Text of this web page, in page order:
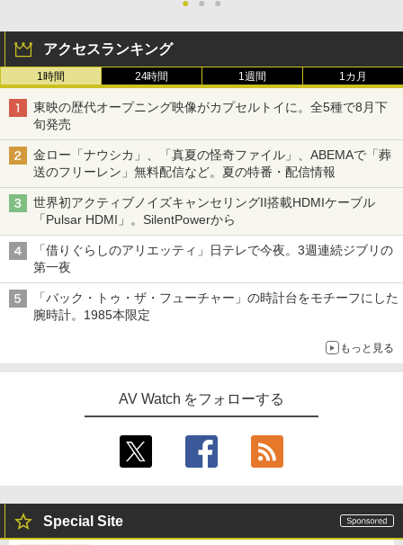
● ● ●
アクセスランキング
1時間 24時間 1週間 1カ月
東映の歴代オープニング映像がカプセルトイに。全5種で8月下
旬発売
金ロー「ナウシカ」、「真夏の怪奇ファイル」、ABEMAで「葬
送のフリーレン」無料配信など。夏の特番・配信情報
世界初アクティブノイズキャンセリングII搭載HDMIケーブル
「Pulsar HDMI」。SilentPowerから
「借りぐらしのアリエッティ」日テレで今夜。3週連続ジブリの
第一夜
「バック・トゥ・ザ・フューチャー」の時計台をモチーフにした
腕時計。1985本限定
もっと見る
AV Watch をフォローする
Special Site